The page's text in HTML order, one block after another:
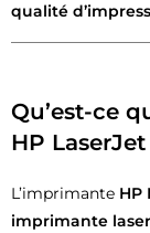
qualité
Qu’est-ce
HP
L’imprimante HP
imprimante